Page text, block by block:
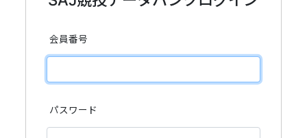
会員番号
パスワード